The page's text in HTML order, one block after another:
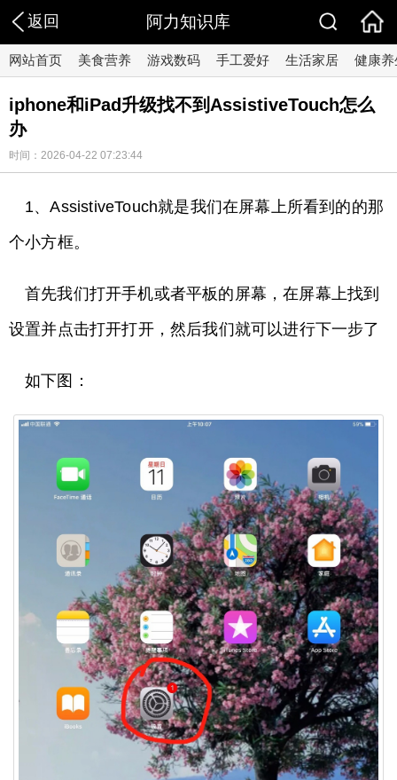
返回 阿力知识库
网站首页 美食营养 游戏数码 手工爱好 生活家居 健康养
iphone和iPad升级找不到AssistiveTouch怎么
办
时间：2026-04-22 07:23:44
1、AssistiveTouch就是我们在屏幕上所看到的的那
个小方框。
首先我们打开手机或者平板的屏幕，在屏幕上找到
设置并点击打开打开，然后我们就可以进行下一步了
如下图：